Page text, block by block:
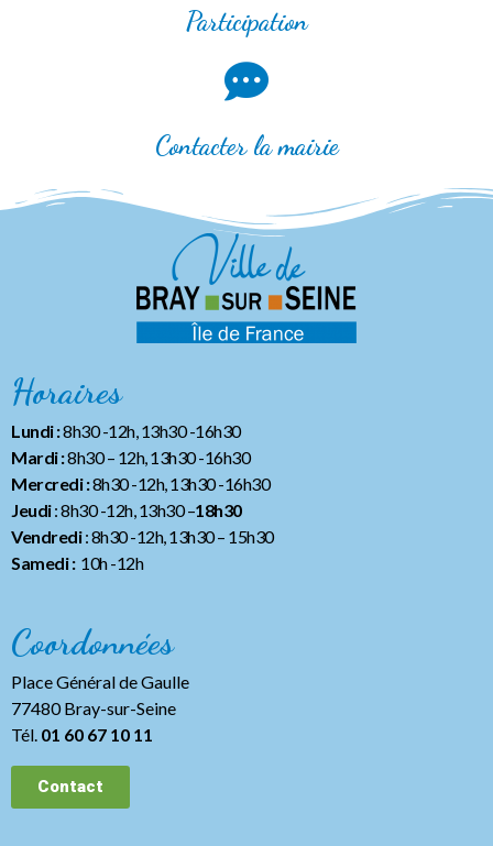
Participation
Contacter la mairie
Horaires
Lundi :8h30 -12h, 13h30 -16h30
Mardi :8h30 – 12h, 13h30 -16h30
Mercredi :8h30 -12h, 13h30 -16h30
Jeudi: 8h30 -12h, 13h30 –18h30
Vendredi: 8h30 -12h, 13h30– 15h30
Samedi :10h -12h
Coordonnées
Place Général de Gaulle
77480 Bray-sur-Seine
Tél. 01 60 67 10 11
Contact